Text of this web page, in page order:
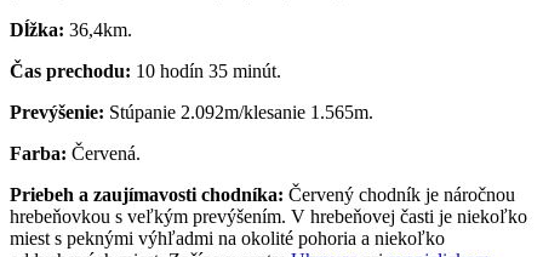
Dĺžka: 36,4km.
Čas prechodu: 10 hodín 35 minút.
Prevýšenie: Stúpanie 2.092m/klesanie 1.565m.
Farba: Červená.
Priebeh a zaujímavosti chodníka: Červený chodník je náročnou
hrebeňovkou s veľkým prevýšením. V hrebeňovej časti je niekoľko
miest s peknými výhľadmi na okolité pohoria a niekoľko